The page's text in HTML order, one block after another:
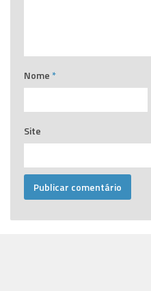
Nome *
Site